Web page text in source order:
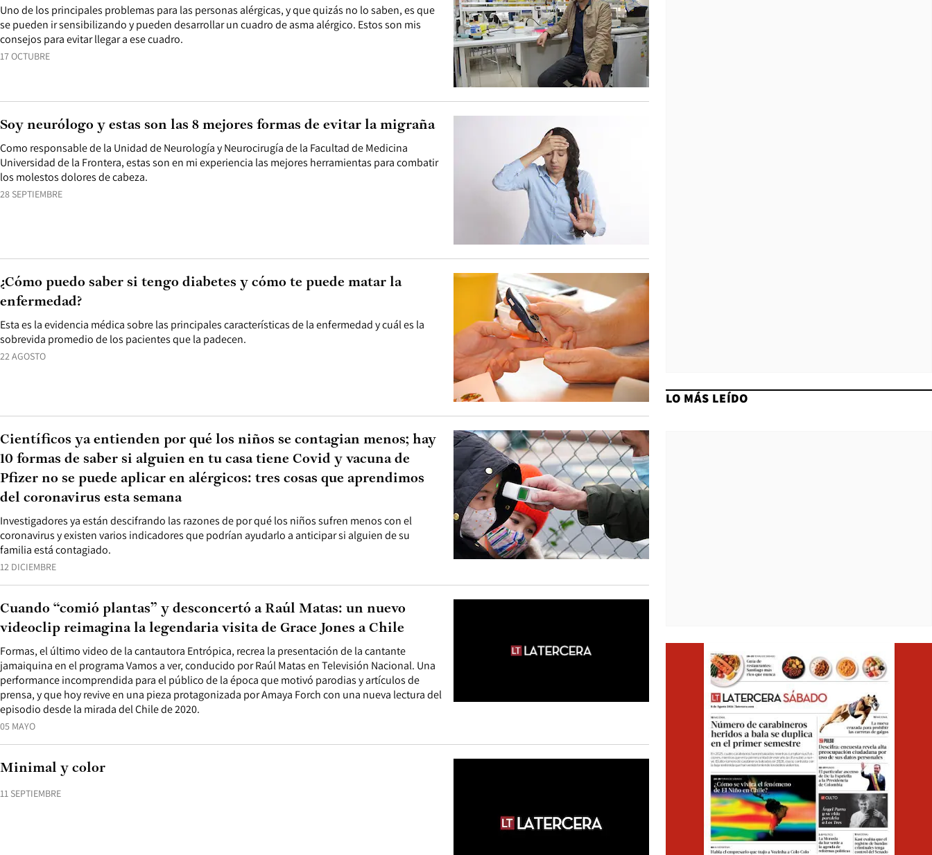
17 OCTUBRE
Uno de los principales problemas para las personas alérgicas, y que quizás no lo saben, es que
se pueden ir sensibilizando y pueden desarrollar un cuadro de asma alérgico. Estos son mis
consejos para evitar llegar a ese cuadro.
28 SEPTIEMBRE
Como responsable de la Unidad de Neurología y Neurocirugía de la Facultad de Medicina
Universidad de la Frontera, estas son en mi experiencia las mejores herramientas para combatir
los molestos dolores de cabeza.
Soy neurólogo y estas son las 8 mejores formas de evitar la migraña
22 AGOSTO
Esta es la evidencia médica sobre las principales características de la enfermedad y cuál es la
sobrevida promedio de los pacientes que la padecen.
¿Cómo puedo saber si tengo diabetes y cómo te puede matar la
enfermedad?
12 DICIEMBRE
Investigadores ya están descifrando las razones de por qué los niños sufren menos con el
coronavirus y existen varios indicadores que podrían ayudarlo a anticipar si alguien de su
familia está contagiado.
Científicos ya entienden por qué los niños se contagian menos; hay
10 formas de saber si alguien en tu casa tiene Covid y vacuna de
Pfizer no se puede aplicar en alérgicos: tres cosas que aprendimos
del coronavirus esta semana
05 MAYO
Formas, el último video de la cantautora Entrópica, recrea la presentación de la cantante
jamaiquina en el programa Vamos a ver, conducido por Raúl Matas en Televisión Nacional. Una
performance incomprendida para el público de la época que motivó parodias y artículos de
prensa, y que hoy revive en una pieza protagonizada por Amaya Forch con una nueva lectura del
episodio desde la mirada del Chile de 2020.
Cuando “comió plantas” y desconcertó a Raúl Matas: un nuevo
videoclip reimagina la legendaria visita de Grace Jones a Chile
11 SEPTIEMBRE
Minimal y color
LO MÁS LEÍDO